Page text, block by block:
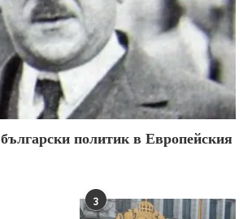
политик в Европейския
3